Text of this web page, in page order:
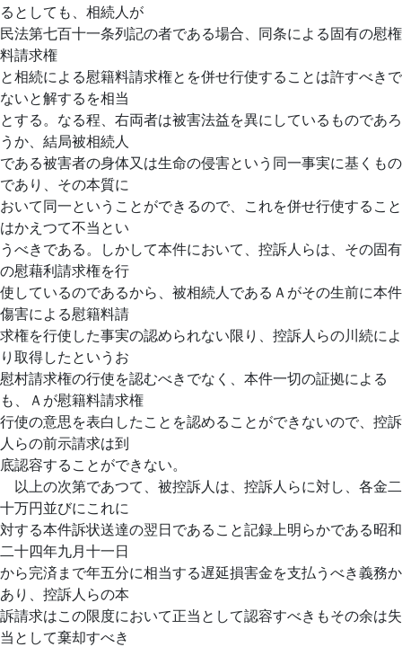
るとしても、相続人が
民法第七百十一条列記の者である場合、同条によ る固有の慰権
料請求権
と相続による慰籍料請求権とを併せ行使することは許すべきで
ないと解するを相当
とする。なる程、右両者は被害法益を異にしているものであろ
うか、結局被相続人
である被害者の身体又は生命の侵害という同一事実に基くもの
であり、その本質に
おいて同一ということができるので、これを併せ行使すること
はかえつて不当とい
うべきである。しかして本件において、控訴人らは、その固有
の慰藉利請求権を行
使しているのであるから、被相続人であるＡがその生前に本件
傷害による慰籍料請
求権を行使した事実の認められない限り、控訴人らの川続によ
り取得したというお
慰村請求権の行使を認むべきでなく、本件一切の証拠による
も、Ａが慰籍料請求権
行使の意思を表白したことを認めることができないので、控訴
人らの前示請求は到
底認容することができない。
以上の次第であつて、被控訴人は、控訴人らに対し、各金二
十万円並びにこれに
対する本件訴状送達の翌日であること記録上明らかである昭和
二十四年九月十一日
から完済まで年五分に相当する遅延損害金を支払うべき義務か
あり、控訴人らの本
訴請求はこの限度において正当として認容すべきもその余は失
当として棄却すべき